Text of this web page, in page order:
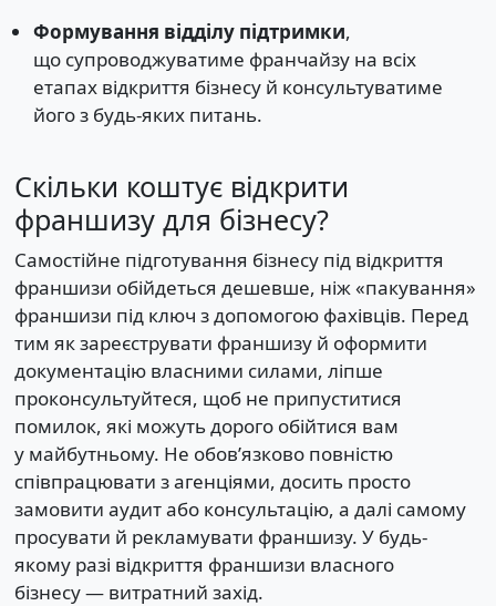
Формування відділу підтримки,
що супроводжуватиме франчайзу на всіх
етапах відкриття бізнесу й консультуватиме
його з будь-яких питань.
Скільки коштує відкрити
франшизу для бізнесу?
Самостійне підготування бізнесу під відкриття
франшизи обійдеться дешевше, ніж «пакування»
франшизи під ключ з допомогою фахівців. Перед
тим як зареєструвати франшизу й оформити
документацію власними силами, ліпше
проконсультуйтеся, щоб не припуститися
помилок, які можуть дорого обійтися вам
у майбутньому. Не обов’язково повністю
співпрацювати з агенціями, досить просто
замовити аудит або консультацію, а далі самому
просувати й рекламувати франшизу. У будь-
якому разі відкриття франшизи власного
бізнесу — витратний захід.